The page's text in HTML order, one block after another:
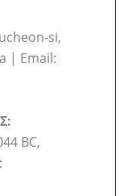
si,
| Email:
BC,